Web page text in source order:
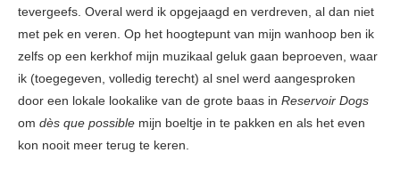
tevergeefs. Overal werd ik opgejaagd en verdreven, al dan niet
met pek en veren. Op het hoogtepunt van mijn wanhoop ben ik
zelfs op een kerkhof mijn muzikaal geluk gaan beproeven, waar
ik (toegegeven, volledig terecht) al snel werd aangesproken
door een lokale lookalike van de grote baas in Reservoir Dogs
om dès que possible mijn boeltje in te pakken en als het even
kon nooit meer terug te keren.